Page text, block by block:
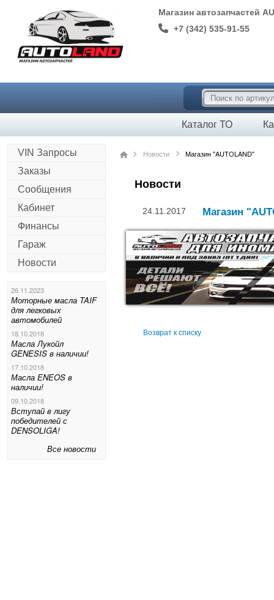
Магазин автозапчастей
+7 (342) 535-91-55
Каталог ТО
VIN Запросы
Заказы
Сообщения
Кабинет
Финансы
Гараж
Новости
26.11.2023
Моторные масла TAIF
для легковых
автомобилей
18.10.2018
Масла Лукойл
GENESIS в наличии!
17.10.2018
Масла ENEOS в
наличии!
09.10.2018
Вступай в лигу
победителей с
DENSOLIGA!
Все новости
Новости Магазин "AUTOLAND"
Новости
24.11.2017 Магазин
Возврат к списку